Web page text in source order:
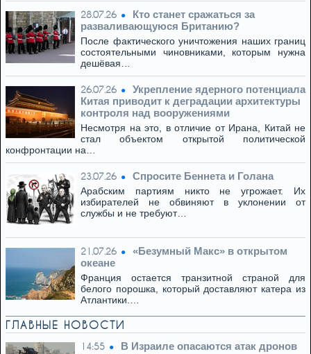
28.07.26
Кто станет сражаться за
разваливающуюся Британию?
После фактического уничтожения наших границ
состоятельными чиновниками, которым нужна
дешёвая…
26.07.26
Укрепление ядерного потенциала
Китая приводит к деградации архитектуры
контроля над вооружениями
Несмотря на это, в отличие от Ирана, Китай не
стал объектом открытой политической
конфронтации на…
23.07.26 Спросите Беннета и Голана
Арабским партиям никто не угрожает. Их
избирателей не обвиняют в уклонении от
службы и не требуют…
21.07.26
«Безумный Макс» в открытом
океане
Франция остается транзитной страной для
белого порошка, который доставляют катера из
Атлантики.…
ГЛАВНЫЕ НОВОСТИ
14:55
В Израиле опасаются атак дронов